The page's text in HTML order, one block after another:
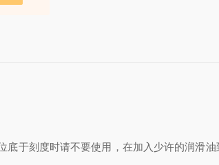
于刻度时请不要使用，在加入少许的润滑